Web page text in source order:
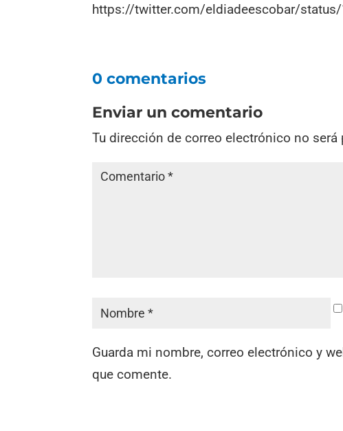
https://twitter.com/eldiadeescobar/
0 comentarios
Enviar un comentario
Tu dirección de correo electrónico no será
Guarda mi nombre, correo electrónico y
que comente.